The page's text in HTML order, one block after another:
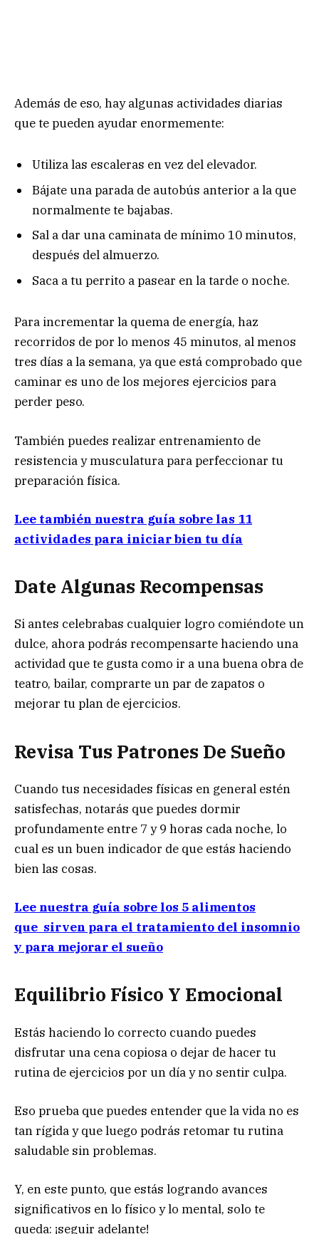
Además de eso, hay algunas actividades diarias
que te pueden ayudar enormemente:
Utiliza las escaleras en vez del elevador.
Bájate una parada de autobús anterior a la que
normalmente te bajabas.
Sal a dar una caminata de mínimo 10 minutos,
después del almuerzo.
Saca a tu perrito a pasear en la tarde o noche.
Para incrementar la quema de energía, haz
recorridos de por lo menos 45 minutos, al menos
tres días a la semana, ya que está comprobado que
caminar es uno de los mejores ejercicios para
perder peso.
También puedes realizar entrenamiento de
resistencia y musculatura para perfeccionar tu
preparación física.
Lee también nuestra guía sobre las 11
actividades para iniciar bien tu día
Date Algunas Recompensas
Si antes celebrabas cualquier logro comiéndote un
dulce, ahora podrás recompensarte haciendo una
actividad que te gusta como ir a una buena obra de
teatro, bailar, comprarte un par de zapatos o
mejorar tu plan de ejercicios.
Revisa Tus Patrones De Sueño
Cuando tus necesidades físicas en general estén
satisfechas, notarás que puedes dormir
profundamente entre 7 y 9 horas cada noche, lo
cual es un buen indicador de que estás haciendo
bien las cosas.
Lee nuestra guía sobre los 5 alimentos
que sirven para el tratamiento del insomnio
y para mejorar el sueño
Equilibrio Físico Y Emocional
Estás haciendo lo correcto cuando puedes
disfrutar una cena copiosa o dejar de hacer tu
rutina de ejercicios por un día y no sentir culpa.
Eso prueba que puedes entender que la vida no es
tan rígida y que luego podrás retomar tu rutina
saludable sin problemas.
Y, en este punto, que estás logrando avances
significativos en lo físico y lo mental, solo te
queda: ¡seguir adelante!